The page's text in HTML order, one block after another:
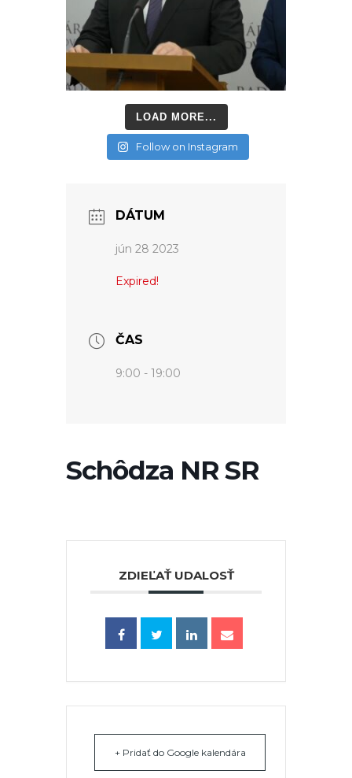
LOAD MORE...
Follow on Instagram
DÁTUM
jún 28 2023
Expired!
ČAS
9:00 - 19:00
Schôdza NR SR
ZDIEĽAŤ UDALOSŤ
+ Pridať do Google kalendára